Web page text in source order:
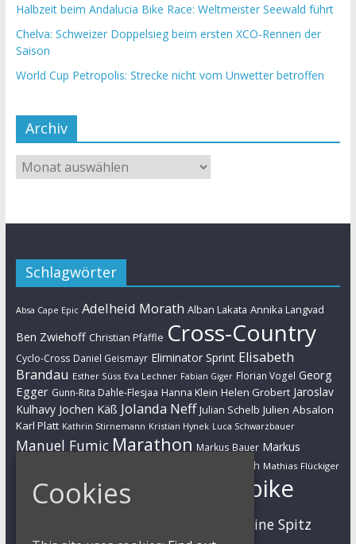
Halbzeit beim Andalucia Bike Race: Weltmeister Seewald führt
Chelva: Schweizer Doppelsieg beim ersten XCO-Rennen der
Saison
World Cup Petropolis: Strecke nicht vom Unwetter betroffen
Archiv
Schlagwörter
Absa Cape Epic Adelheid Morath Alban Lakata Annika Langvad
Ben Zwiehoff Christian Pfäffle Cross-Country
Cyclo-Cross Daniel Geismayr Eliminator Sprint Elisabeth
Brandau Esther Süss Eva Lechner Fabian Giger Florian Vogel Georg
Egger Gunn-Rita Dahle-Flesjaa Hanna Klein Helen Grobert Jaroslav
Kulhavy Jochen Käß Jolanda Neff Julian Schelb Julien Absalon
Karl Platt Kathrin Stirnemann Kristian Hynek Luca Schwarzbauer
Manuel Fumic Marathon Markus Bauer Markus
Martin Gluth Mathias Flückiger
Max Brandl Moritz Milatz
Mountainbike
Sabine Spitz
Cookies